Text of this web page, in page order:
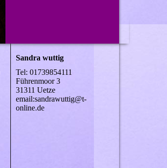
Sandra wuttig
Tel: 01739854111
Führenmoor 3
31311 Uetze
email:sandrawuttig@t-
online.de